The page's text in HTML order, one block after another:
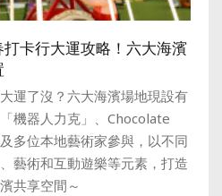
打卡行大運攻略！六大海濱
運了沒？六大海濱場地現設有
機器人力克」、Chocolate
多位本地藝術家參與，以不同
藝術和互動遊樂等元素，打造
共享空間～